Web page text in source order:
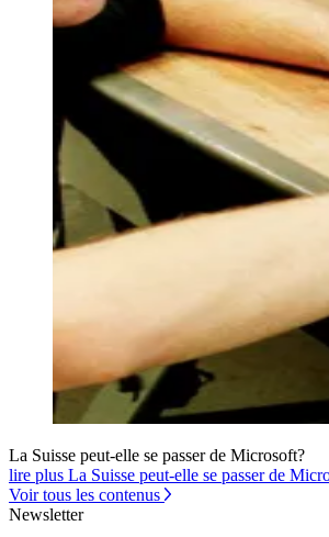
La Suisse peut-elle se passer de Microsoft?
lire plus La Suisse peut-elle se passer de
Voir tous les contenus
Newsletter